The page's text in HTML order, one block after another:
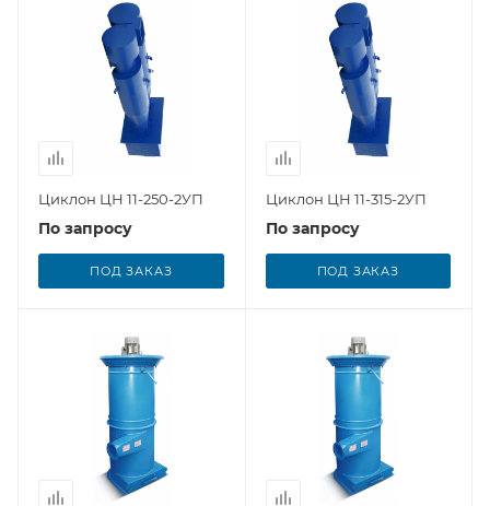
Циклон ЦН 11-250-2УП
По запросу
ПОД ЗАКАЗ
Циклон ЦН 11-315-2УП
По запросу
ПОД ЗАКАЗ